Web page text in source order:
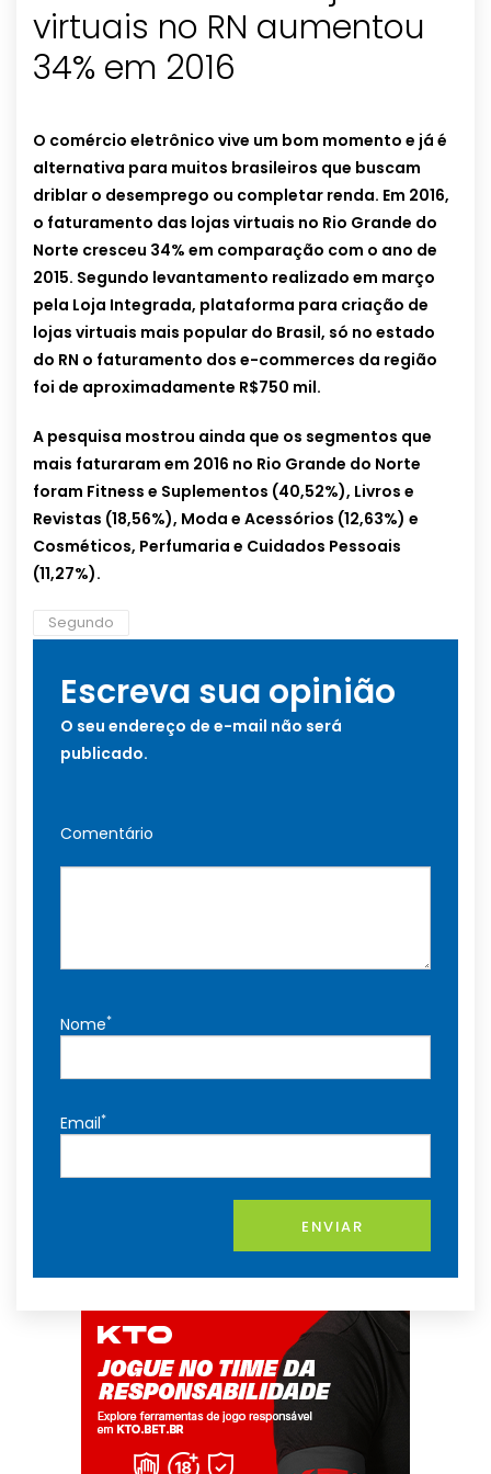
virtuais no RN aumentou
34% em 2016
O comércio eletrônico vive um bom momento e já é
alternativa para muitos brasileiros que buscam
driblar o desemprego ou completar renda. Em 2016,
o faturamento das lojas virtuais no Rio Grande do
Norte cresceu 34% em comparação com o ano de
2015. Segundo levantamento realizado em março
pela Loja Integrada, plataforma para criação de
lojas virtuais mais popular do Brasil, só no estado
do RN o faturamento dos e-commerces da região
foi de aproximadamente R$750 mil.
A pesquisa mostrou ainda que os segmentos que
mais faturaram em 2016 no Rio Grande do Norte
foram Fitness e Suplementos (40,52%), Livros e
Revistas (18,56%), Moda e Acessórios (12,63%) e
Cosméticos, Perfumaria e Cuidados Pessoais
(11,27%).
Segundo
Escreva sua opinião
O seu endereço de e-mail não será
publicado.
Comentário
Nome*
Email*
ENVIAR